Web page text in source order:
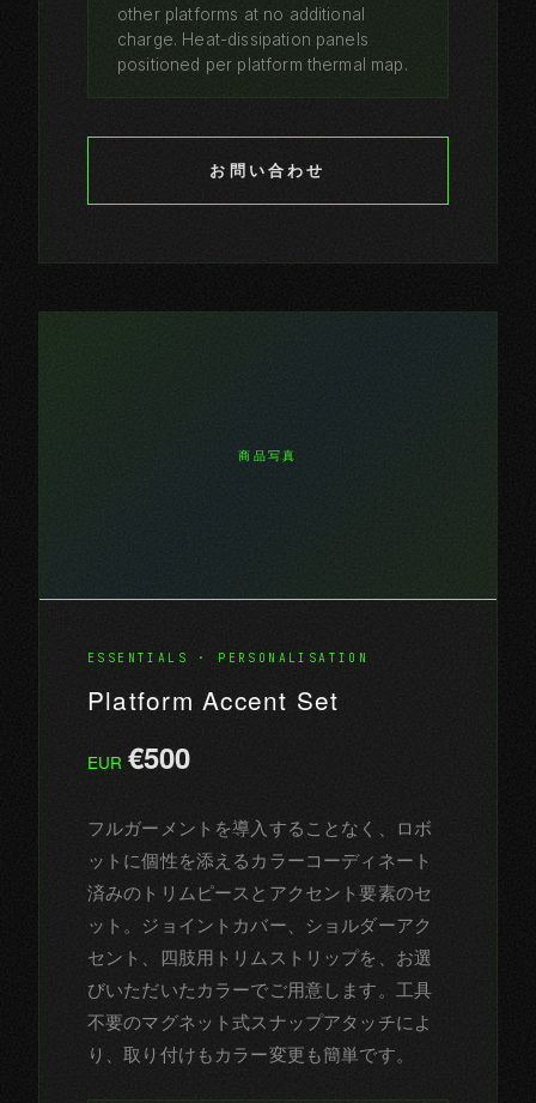
other platforms at no additional
charge. Heat-dissipation panels
positioned per platform thermal map.
お問い合わせ
商品写真
ESSENTIALS · PERSONALISATION
Platform Accent Set
EUR €500
フルガーメントを導入することなく、ロボ
ットに個性を添えるカラーコーディネート
済みのトリムピースとアクセント要素のセ
ット。ジョイントカバー、ショルダーアク
セント、四肢用トリムストリップを、お選
びいただいたカラーでご用意します。工具
不要のマグネット式スナップアタッチによ
り、取り付けもカラー変更も簡単です。